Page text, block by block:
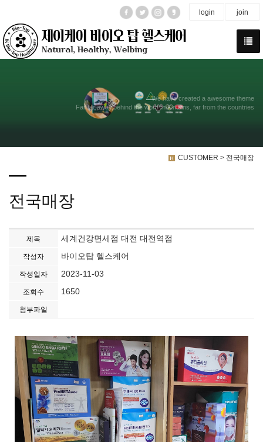
login join
We have created a awesome theme
Far far away,behind the word mountains, far from the countries
CUSTOMER > 전국매장
전국매장
제목 세계건강면세점 대전 대전역점
작성자 바이오탑 헬스케어
작성일자 2023-11-03
조회수 1650
첨부파일